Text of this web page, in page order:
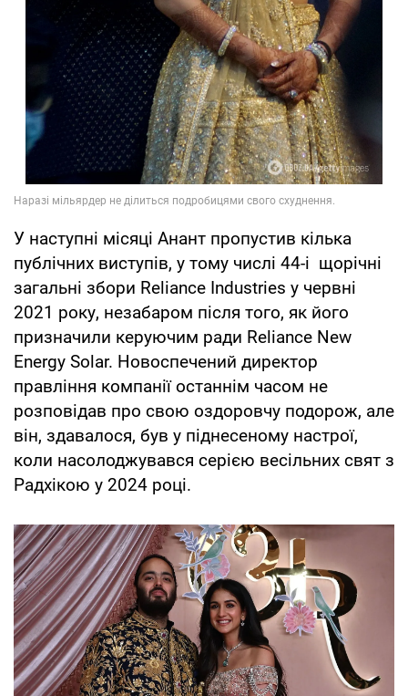
У наступні місяці Анант пропустив кілька
публічних виступів, у тому числі 44-і щорічні
загальні збори Reliance Industries у червні
2021 року, незабаром після того, як його
призначили керуючим ради Reliance New
Energy Solar. Новоспечений директор
правління компанії останнім часом не
розповідав про свою оздоровчу подорож, але
він, здавалося, був у піднесеному настрої,
коли насолоджувався серією весільних свят з
Радхікою у 2024 році.